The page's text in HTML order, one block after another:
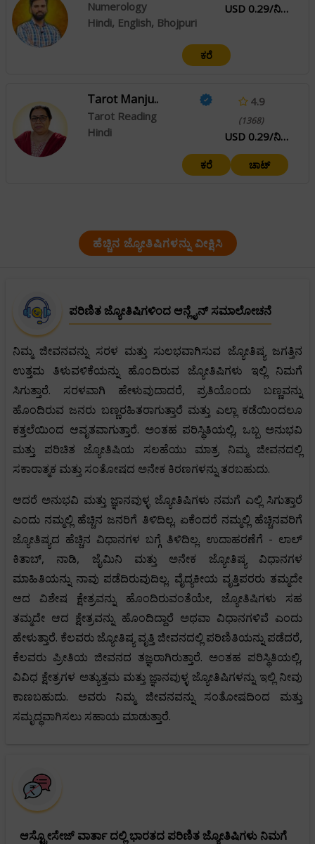
Numerology
Hindi, English, Bhojpuri
USD 0.29/ನಿಮಿಷ
ಕರೆ
Tarot Manju..
Tarot Reading
Hindi
4.9
(1368)
USD 0.29/ನಿಮಿಷ
ಕರೆ ಚಾಟ್
ಹೆಚ್ಚಿನ ಜ್ಯೋತಿಷಿಗಳನ್ನು ವೀಕ್ಷಿಸಿ
ಪರಿಣಿತ ಜ್ಯೋತಿಷಿಗಳಿಂದ ಆನ್ಲೈನ್ ಸಮಾಲೋಚನೆ
ನಿಮ್ಮ ಜೀವನವನ್ನು ಸರಳ ಮತ್ತು ಸುಲಭವಾಗಿಸುವ ಜ್ಯೋತಿಷ್ಯ ಜಗತ್ತಿನ
ಉತ್ತಮ ತಿಳುವಳಿಕೆಯನ್ನು ಹೊಂದಿರುವ ಜ್ಯೋತಿಷಿಗಳು ಇಲ್ಲಿ ನಿಮಗೆ
ಸಿಗುತ್ತಾರೆ. ಸರಳವಾಗಿ ಹೇಳುವುದಾದರೆ, ಪ್ರತಿಯೊಂದು ಬಣ್ಣವನ್ನು
ಹೊಂದಿರುವ ಜನರು ಬಣ್ಣರಹಿತರಾಗುತ್ತಾರೆ ಮತ್ತು ಎಲ್ಲಾ ಕಡೆಯಿಂದಲೂ
ಕತ್ತಲೆಯಿಂದ ಆವೃತವಾಗುತ್ತಾರೆ. ಅಂತಹ ಪರಿಸ್ಥಿತಿಯಲ್ಲಿ, ಒಬ್ಬ ಅನುಭವಿ
ಮತ್ತು ಪರಿಚಿತ ಜ್ಯೋತಿಷಿಯ ಸಲಹೆಯು ಮಾತ್ರ ನಿಮ್ಮ ಜೀವನದಲ್ಲಿ
ಸಕಾರಾತ್ಮಕ ಮತ್ತು ಸಂತೋಷದ ಅನೇಕ ಕಿರಣಗಳನ್ನು ತರಬಹುದು.
ಆದರೆ ಅನುಭವಿ ಮತ್ತು ಜ್ಞಾನವುಳ್ಳ ಜ್ಯೋತಿಷಿಗಳು ನಮಗೆ ಎಲ್ಲಿ ಸಿಗುತ್ತಾರೆ
ಎಂದು ನಮ್ಮಲ್ಲಿ ಹೆಚ್ಚಿನ ಜನರಿಗೆ ತಿಳಿದಿಲ್ಲ. ಏಕೆಂದರೆ ನಮ್ಮಲ್ಲಿ ಹೆಚ್ಚಿನವರಿಗೆ
ಜ್ಯೋತಿಷ್ಯದ ಹೆಚ್ಚಿನ ವಿಧಾನಗಳ ಬಗ್ಗೆ ತಿಳಿದಿಲ್ಲ. ಉದಾಹರಣೆಗೆ - ಲಾಲ್
ಕಿತಾಬ್, ನಾಡಿ, ಜೈಮಿನಿ ಮತ್ತು ಅನೇಕ ಜ್ಯೋತಿಷ್ಯ ವಿಧಾನಗಳ
ಮಾಹಿತಿಯನ್ನು ನಾವು ಪಡೆದಿರುವುದಿಲ್ಲ. ವೈದ್ಯಕೀಯ ವೃತ್ತಿಪರರು ತಮ್ಮದೇ
ಆದ ವಿಶೇಷ ಕ್ಷೇತ್ರವನ್ನು ಹೊಂದಿರುವಂತೆಯೇ, ಜ್ಯೋತಿಷಿಗಳು ಸಹ
ತಮ್ಮದೇ ಆದ ಕ್ಷೇತ್ರವನ್ನು ಹೊಂದಿದ್ದಾರೆ ಅಥವಾ ವಿಧಾನಗಳಿವೆ ಎಂದು
ಹೇಳುತ್ತಾರೆ. ಕೆಲವರು ಜ್ಯೋತಿಷ್ಯ ವೃತ್ತಿ ಜೀವನದಲ್ಲಿ ಪರಿಣಿತಿಯನ್ನು ಪಡೆದರೆ,
ಕೆಲವರು ಪ್ರೀತಿಯ ಜೀವನದ ತಜ್ಞರಾಗಿರುತ್ತಾರೆ. ಅಂತಹ ಪರಿಸ್ಥಿತಿಯಲ್ಲಿ,
ವಿವಿಧ ಕ್ಷೇತ್ರಗಳ ಅತ್ಯುತ್ತಮ ಮತ್ತು ಜ್ಞಾನವುಳ್ಳ ಜ್ಯೋತಿಷಿಗಳನ್ನು ಇಲ್ಲಿ ನೀವು
ಕಾಣಬಹುದು. ಅವರು ನಿಮ್ಮ ಜೀವನವನ್ನು ಸಂತೋಷದಿಂದ ಮತ್ತು
ಸಮೃದ್ಧವಾಗಿಸಲು ಸಹಾಯ ಮಾಡುತ್ತಾರೆ.
ಆಸ್ಟ್ರೋಸೇಜ್ ವಾರ್ತಾ ದಲ್ಲಿ ಭಾರತದ ಪರಿಣಿತ ಜ್ಯೋತಿಷಿಗಳು ನಿಮಗೆ